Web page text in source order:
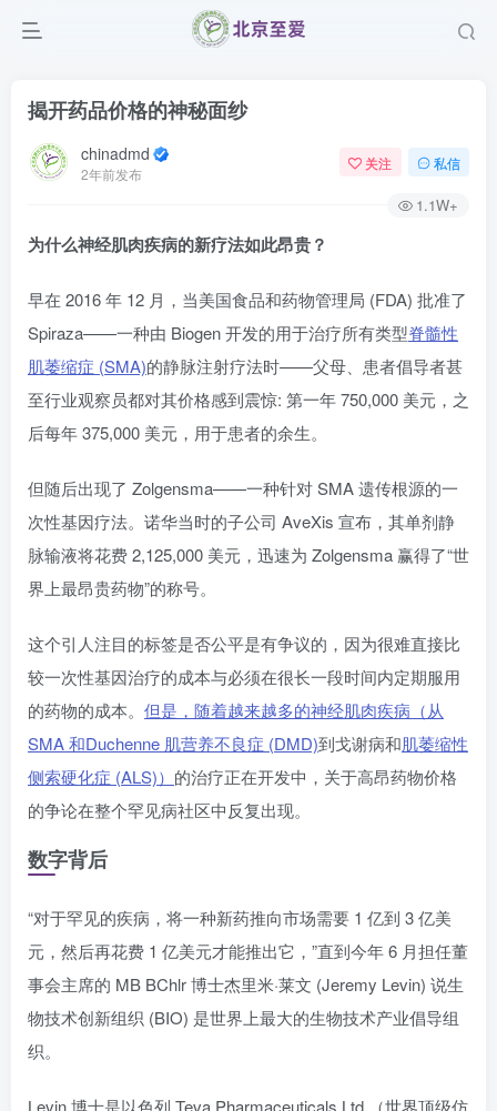
揭开药品价格的神秘面纱
chinadmd
2年前发布
关注 私信
1.1W+
为什么神经肌肉疾病的新疗法如此昂贵？
早在 2016 年 12 月，当美国食品和药物管理局 (FDA) 批准了
Spiraza——一种由 Biogen 开发的用于治疗所有类型脊髓性
肌萎缩症 (SMA)的静脉注射疗法时——父母、患者倡导者甚
至行业观察员都对其价格感到震惊: 第一年 750,000 美元，之
后每年 375,000 美元，用于患者的余生。
但随后出现了 Zolgensma——一种针对 SMA 遗传根源的一
次性基因疗法。诺华当时的子公司 AveXis 宣布，其单剂静
脉输液将花费 2,125,000 美元，迅速为 Zolgensma 赢得了“世
界上最昂贵药物”的称号。
这个引人注目的标签是否公平是有争议的，因为很难直接比
较一次性基因治疗的成本与必须在很长一段时间内定期服用
的药物的成本。 但是，随着越来越多的神经肌肉疾病（从
SMA 和Duchenne 肌营养不良症 (DMD)到戈谢病和肌萎缩性
侧索硬化症 (ALS)） 的治疗正在开发中，关于高昂药物价格
的争论在整个罕见病社区中反复出现。
数字背后
“对于罕见的疾病，将一种新药推向市场需要 1 亿到 3 亿美
元，然后再花费 1 亿美元才能推出它，”直到今年 6 月担任董
事会主席的 MB BChlr 博士杰里米·莱文 (Jeremy Levin) 说生
物技术创新组织 (BIO) 是世界上最大的生物技术产业倡导组
织。
Levin 博士是以色列 Teva Pharmaceuticals Ltd.（世界顶级仿